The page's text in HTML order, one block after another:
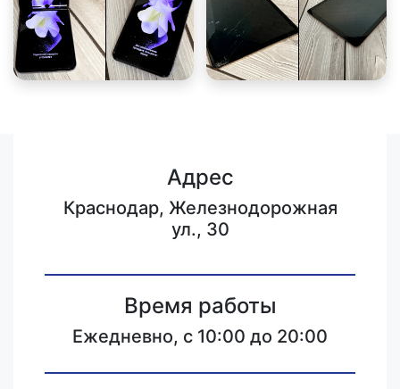
Адрес
Краснодар, Железнодорожная
ул., 30
Время работы
Ежедневно, с 10:00 до 20:00